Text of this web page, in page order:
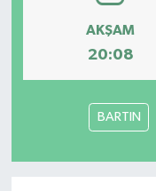
AKŞAM
20:08
BARTIN
LEFKOŞA
MAGAZİN